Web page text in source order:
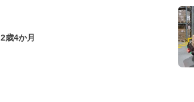
【小児科医監修】 子どもの体と心の気になるQ&A 2歳4か月